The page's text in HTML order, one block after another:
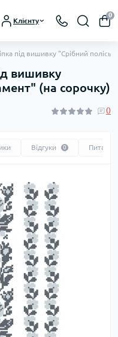
Клієнту
0
під вишивку "Срібний
вишивку
(на сорочку)
0
Відгуки 0 Питання